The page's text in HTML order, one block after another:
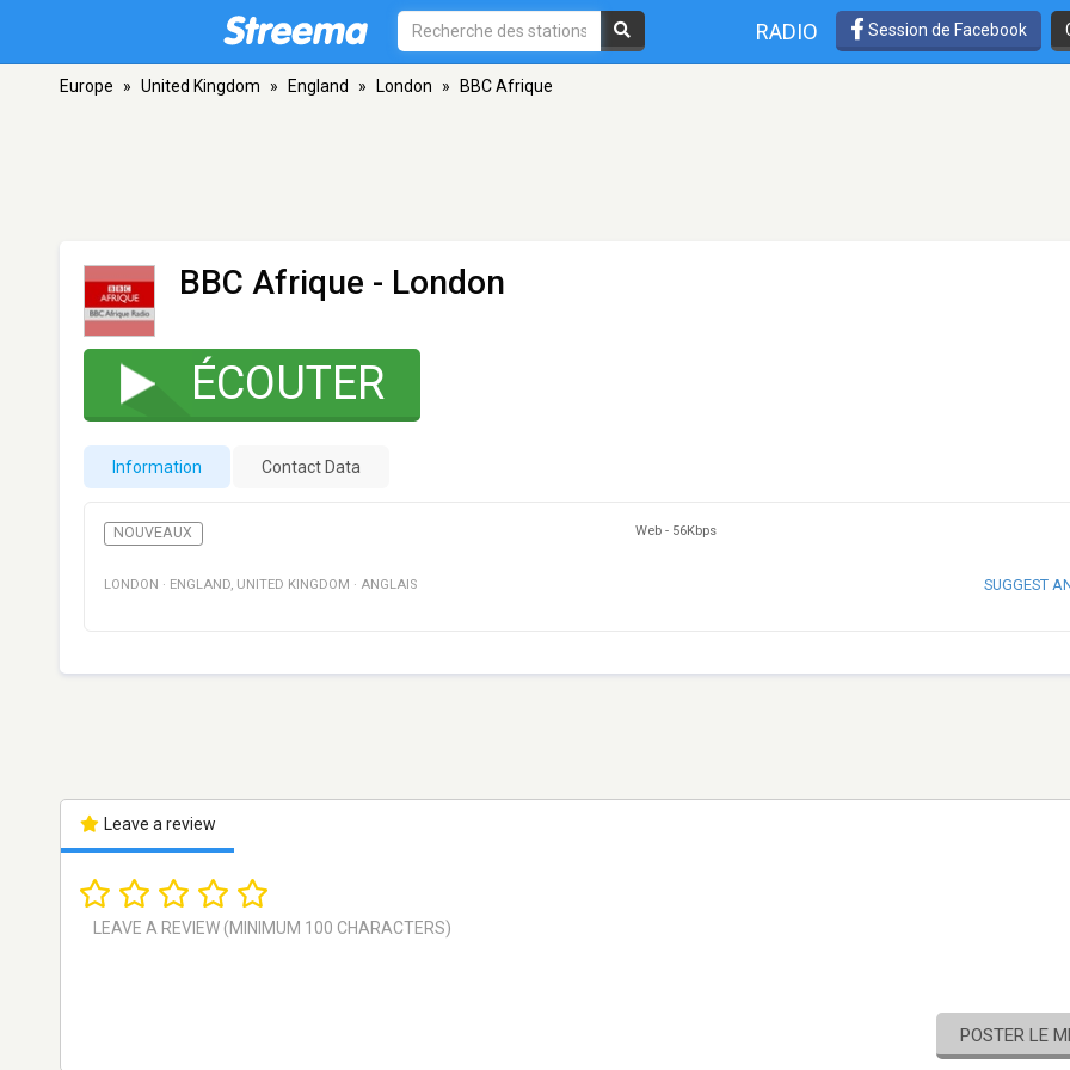
RADIO Session de Facebook
Europe » United Kingdom » England » London » BBC Afrique
BBC Afrique - London
ÉCOUTER
Information Contact Data
NOUVEAUX Web - 56Kbps
LONDON · ENGLAND, UNITED KINGDOM · ANGLAIS SUGGEST
Leave a review
POSTER LE